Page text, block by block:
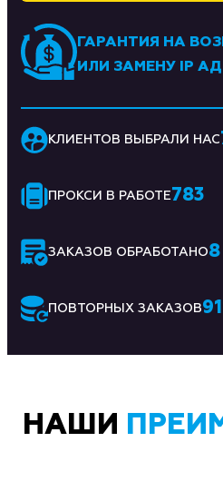
ГАРАНТИЯ НА
ИЛИ ЗАМЕНУ IP
КЛИЕНТОВ ВЫБРАЛИ НАС
ПРОКСИ В РАБОТЕ783
ЗАКАЗОВ ОБРАБОТАНО8
ПОВТОРНЫХ ЗАКАЗОВ91
НАШИ